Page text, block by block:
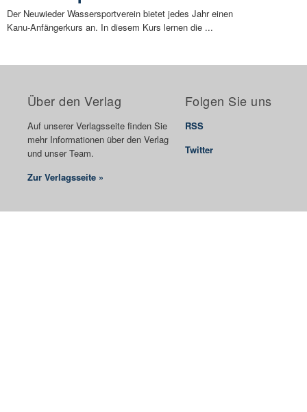
Der Neuwieder Wassersportverein bietet jedes Jahr einen
Kanu-Anfängerkurs an. In diesem Kurs lernen die ...
Über den Verlag
Auf unserer Verlagsseite finden Sie
mehr Informationen über den Verlag
und unser Team.
Zur Verlagsseite »
Folgen Sie uns
RSS
Twitter